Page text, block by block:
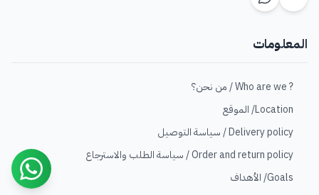
المعلومات
? Who are we / من نحن؟
Location/ الموقع
Delivery policy / سياسة التوصيل
Order and return policy / سياسة الطلب والاسترجاع
Goals/ الأهداف